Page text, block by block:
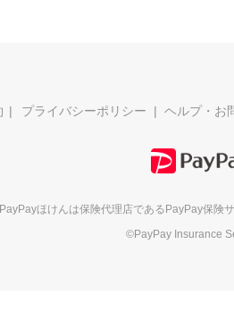
プライバシーポリシー ヘルプ・お
PayPayほけんは保険代理店である PayPay保険
©PayPay Insurance